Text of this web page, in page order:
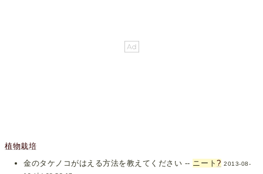
植物栽培
金のタケノコがはえる方法を教えてください -- ニート? 2013-08-